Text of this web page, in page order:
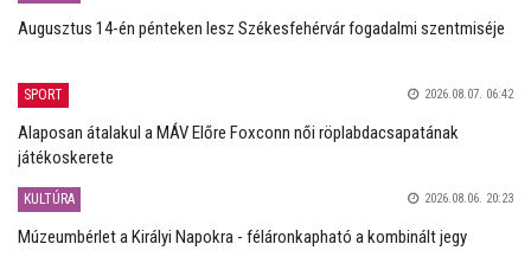
Augusztus 14-én pénteken lesz Székesfehérvár fogadalmi szentmiséje
SPORT 2026.08.07. 06:42
Alaposan átalakul a MÁV Előre Foxconn női röplabdacsapatának
játékoskerete
KULTÚRA 2026.08.06. 20:23
Múzeumbérlet a Királyi Napokra - féláronkapható a kombinált jegy